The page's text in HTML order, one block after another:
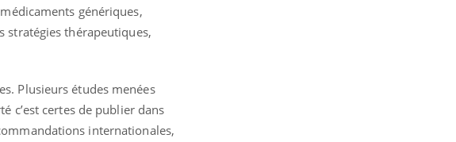
génériques,
stratégies thérapeutiques,
Plusieurs études menées
c’est certes de publier dans
internationales,